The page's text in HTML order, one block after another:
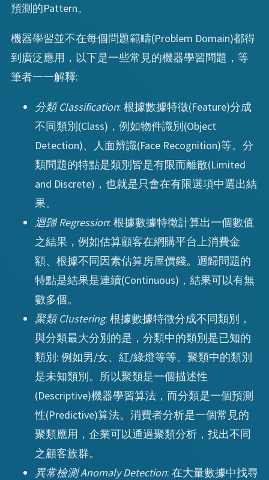
預測的Pattern。
機器學習並不在每個問題範疇(Problem Domain)都得
到廣泛應用，以下是一些常見的機器學習問題，等
筆者一一解釋:
分類 Classification: 根據數據特徵(Feature)分成
不同類別(Class)，例如物件識別(Object
Detection)、人面辨識(Face Recognition)等。分
類問題的特點是類別皆是有限而離散(Limited
and Discrete)，也就是只會在有限選項中選出結
果。
迴歸 Regression: 根據數據特徵計算出一個數值
之結果，例如估算顧客在網購平台上消費金
額、根據不同因素估算房屋價錢。迴歸問題的
特點是結果是連續(Continuous)，結果可以有無
數多個。
聚類 Clustering: 根據數據特徵分成不同類別，
與分類最大分別的是， 分類中的類別是已知的
類別: 例如男/女、紅/綠燈等等。 聚類中的類別
是未知類別。所以聚類是一個描述性
(Descriptive)機器學習算法，而分類是一個預測
性(Predictive)算法。消費者分析是一個常見的
聚類應用，企業可以通過聚類分析，找出不同
之顧客族群。
異常檢測 Anomaly Detection: 在大量數據中找尋